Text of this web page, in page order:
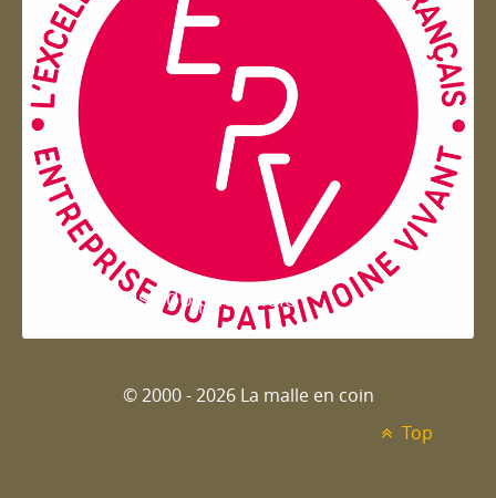
Entreprise du patrimoie
© 2000 - 2026 La malle en coin
Top